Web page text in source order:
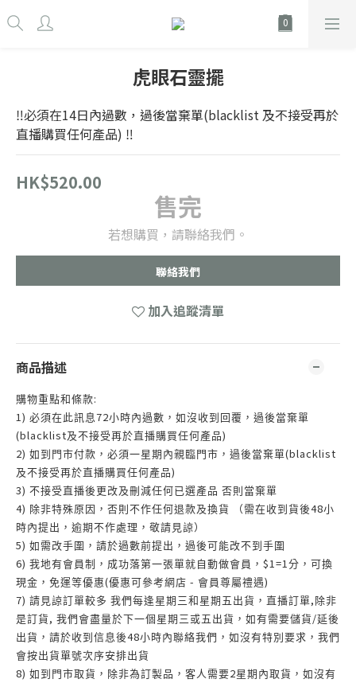
虎眼石靈擺
‼️必須在14日內過數，過後當棄單(blacklist 及不接受再於
直播購買任何產品) ‼️
HK$520.00
售完
若想購買，請聯絡我們。
聯絡我們
加入追蹤清單
商品描述
購物重點和條款:
1) 必須在此訊息72小時內過數，如沒收到回覆，過後當棄單
(blacklist及不接受再於直播購買任何產品)
2) 如到門市付款，必須一星期內親臨門市，過後當棄單(blacklist
及不接受再於直播購買任何產品)
3) 不接受直播後更改及刪減任何已選產品 否則當棄單
4) 除非特殊原因，否則不作任何退款及換貨 （需在收到貨後48小
時內提出，逾期不作處理，敬請見諒）
5) 如需改手圍，請於過數前提出，過後可能改不到手圍
6) 我地有會員制，成功落第一張單就自動做會員， $1=1分，可換
現金，免運等優惠(優惠可參考網店 - 會員尊屬禮遇)
7) 請見諒訂單較多 我們每逢星期三和星期五出貨，直播訂單, 除非
是訂貨, 我們會盡量於下一個星期三或五出貨，如有需要儲貨/延後
出貨，請於收到信息後48小時內聯絡我們，如沒有特別要求，我們
會按出貨單號次序安排出貨
8) 如到門市取貨，除非為訂製品，客人需要2星期內取貨，如沒有